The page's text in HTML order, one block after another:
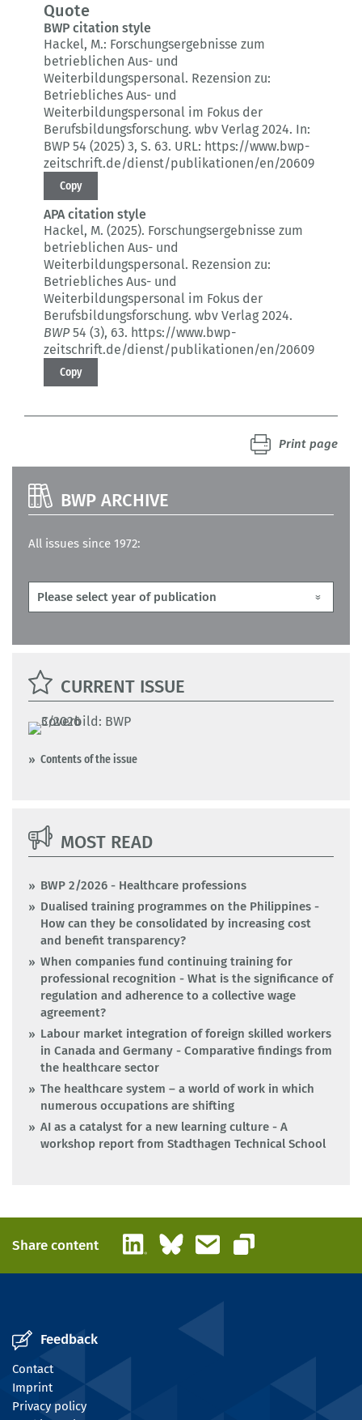
Quote
BWP citation style
Hackel, M.: Forschungsergebnisse zum
betrieblichen Aus- und
Weiterbildungspersonal. Rezension zu:
Betriebliches Aus- und
Weiterbildungspersonal im Fokus der
Berufsbildungsforschung. wbv Verlag 2024. In:
BWP 54 (2025) 3, S. 63. URL: https://www.bwp-
zeitschrift.de/dienst/publikationen/en/20609
Copy
APA citation style
Hackel, M. (2025). Forschungsergebnisse zum
betrieblichen Aus- und
Weiterbildungspersonal. Rezension zu:
Betriebliches Aus- und
Weiterbildungspersonal im Fokus der
Berufsbildungsforschung. wbv Verlag 2024.
BWP54 (3), 63. https://www.bwp-
zeitschrift.de/dienst/publikationen/en/20609
Copy
Print page
BWP ARCHIVE
All issues since 1972:
CURRENT ISSUE
Contents of the issue
MOST READ
BWP 2/2026 - Healthcare professions
Dualised training programmes on the Philippines -
How can they be consolidated by increasing cost
and benefit transparency?
When companies fund continuing training for
professional recognition - What is the significance of
regulation and adherence to a collective wage
agreement?
Labour market integration of foreign skilled workers
in Canada and Germany - Comparative findings from
the healthcare sector
The healthcare system – a world of work in which
numerous occupations are shifting
AI as a catalyst for a new learning culture - A
workshop report from Stadthagen Technical School
Share content LinkedInBlueskyEmail
Copy link
Feedback
Contact
Imprint
Privacy policy